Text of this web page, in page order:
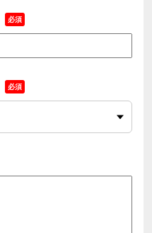
必須
必須